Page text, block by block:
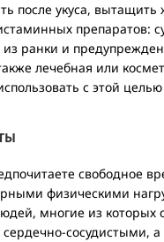
после укуса,
препаратов:
ранки и
лечебная или
с этой
свободное
физическими
многие из которых
сосудистыми,